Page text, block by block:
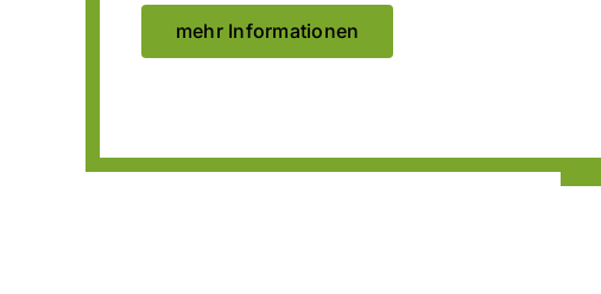
mehr Informationen